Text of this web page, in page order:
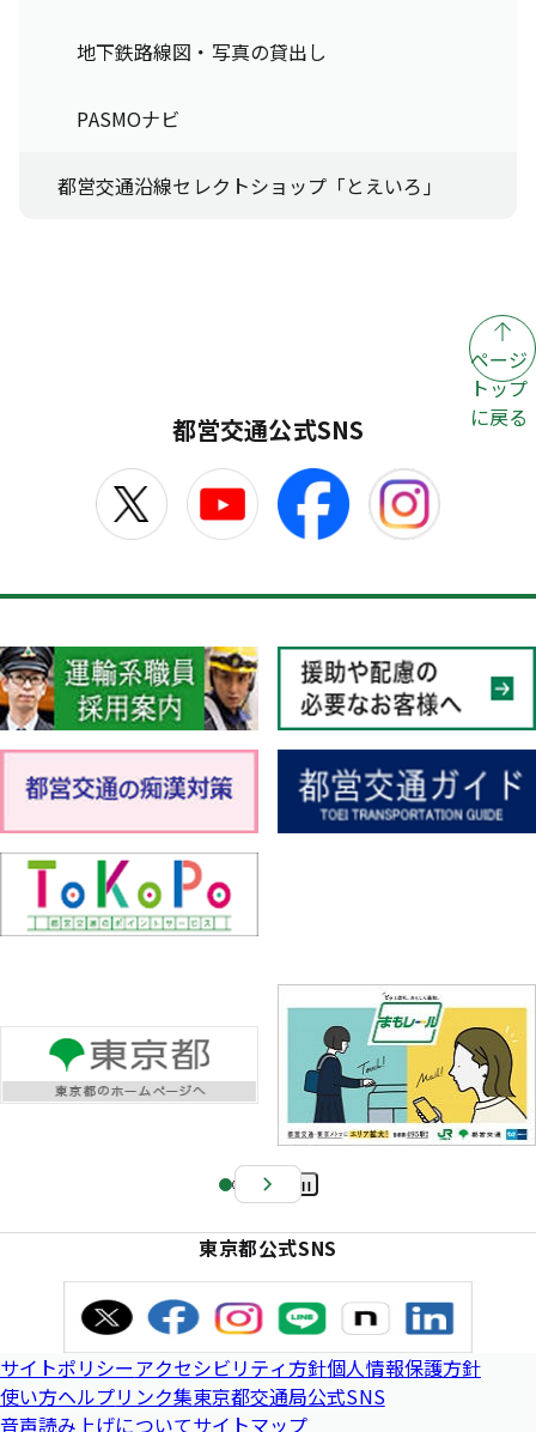
地下鉄路線図・写真の貸出し
PASMOナビ
都営交通沿線セレクトショップ「とえいろ」
ページ
トップ
に戻る
都営交通公式SNS
Pa
e
東京都公式SNS
サイトポリシーアクセシビリティ方針個人情報保護方針
使い方ヘルプリンク集東京都交通局公式SNS
音声読み上げについてサイトマップ